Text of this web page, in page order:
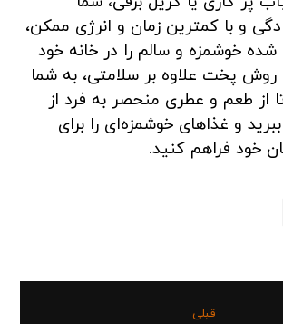
و با کمترین زمان و انرژی ممکن،
خوشمزه و سالم را در خانه خود
روش پخت علاوه بر سلامتی، به شما
از طعم و عطری منحصر به فرد از
و غذاهای خوشمزه‌ای را برای
خود فراهم کنید.
قبلی